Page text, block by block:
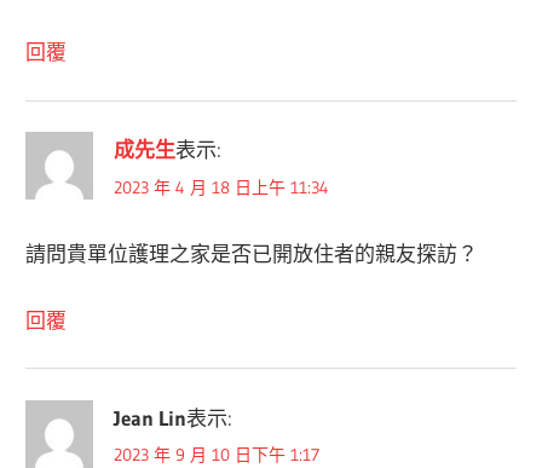
回覆
成先生表示:
2023 年 4 月 18 日上午 11:34
請問貴單位護理之家是否已開放住者的親友探訪？
回覆
Jean Lin表示:
2023 年 9 月 10 日下午 1:17